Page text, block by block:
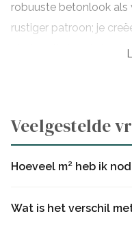
robuuste betonlook
rustiger patroon; je
eindresultaten. Je kunt
kunt ook gratis
Het pakket bevat:
Beton Ciré vanaf 1
Veelgestelde
Hoeveel m² heb ik
Wat is het verschil